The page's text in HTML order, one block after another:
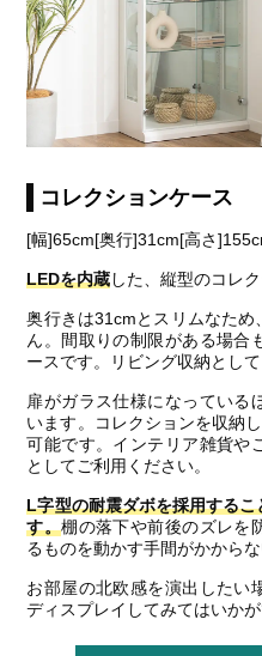
コレクションケース
[幅]65cm[奥行]31cm[高さ
LEDを内蔵した、縦型のコレ
奥行きは31cmとスリムなた
ん。間取りの制限がある場合
ースです。リビング収納とし
扉がガラス仕様になっている
います。コレクションを収納
可能です。インテリア雑貨や
としてご利用ください。
L字型の耐震ダボを採用する
す。棚の落下や前後のズレを
るものを動かす手間がかからな
お部屋の北欧感を演出したい
ディスプレイしてみてはいかが